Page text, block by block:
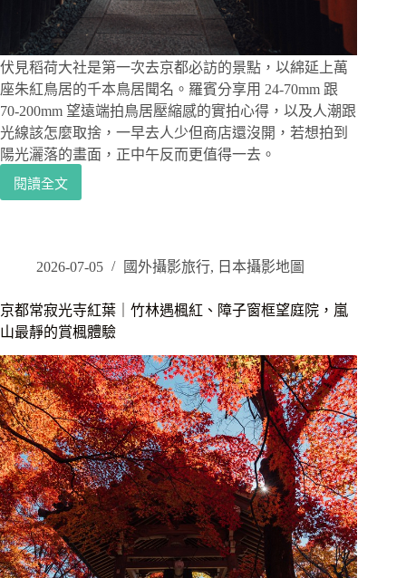
味
噌
雑
煮
膳、
中
谷
聖
代
與
栗
朗
吃
分
享
伏見稻荷大社是第一次去京都必訪的景點，以綿延上萬
座朱紅鳥居的千本鳥居聞名。羅賓分享用 24-70mm 跟
70-200mm 望遠端拍鳥居壓縮感的實拍心得，以及人潮跟
光線該怎麼取捨，一早去人少但商店還沒開，若想拍到
陽光灑落的畫面，正中午反而更值得一去。
閱讀全文
京
景
｜
伏
見
稻
荷
大
社
千
本
鳥
居
中
長
焦
壓
2026-07-05 國外攝影旅行, 日本攝影地圖
京都常寂光寺紅葉｜竹林遇楓紅、障子窗框望庭院，嵐
山最靜的賞楓體驗